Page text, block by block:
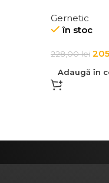
ridurilor
Gernetic
în stoc
228,00lei
Adaugă în